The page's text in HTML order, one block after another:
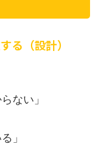
る（設計）
ない」
」